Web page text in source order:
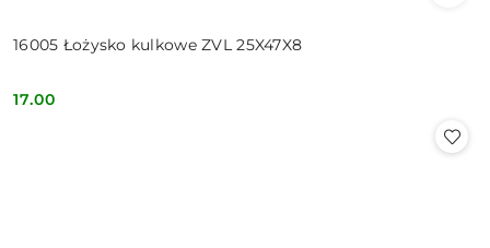
16005 Łożysko kulkowe ZVL 25X47X8
Cena:
17.00